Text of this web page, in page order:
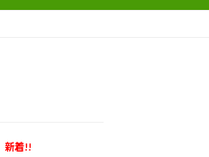
新着!!